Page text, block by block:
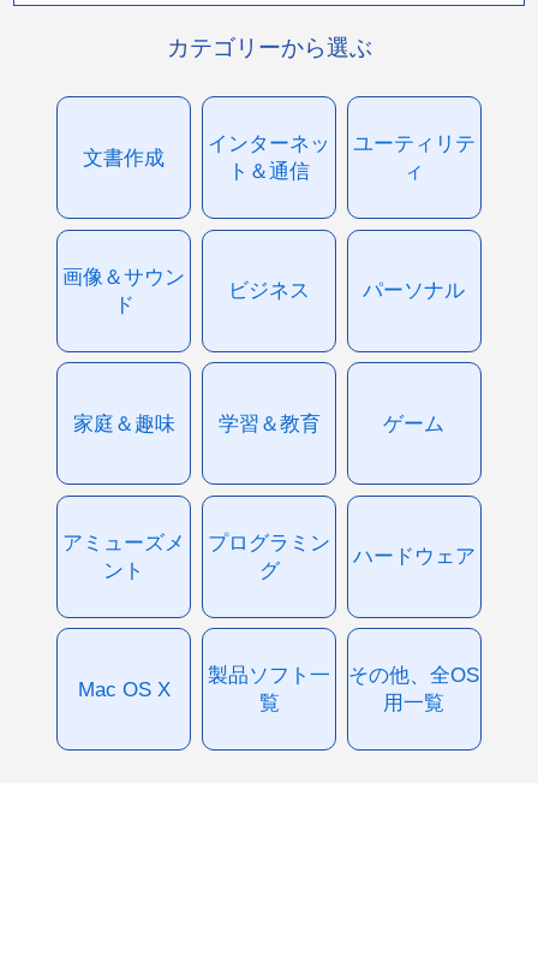
カテゴリーから選ぶ
文書作成
インターネッ
ト＆通信
ユーティリテ
ィ
画像＆サウン
ド
ビジネス パーソナル
家庭＆趣味 学習＆教育 ゲーム
アミューズメ
ント
プログラミン
グ
ハードウェア
Mac OS X
製品ソフト一
覧
その他、全OS
用一覧